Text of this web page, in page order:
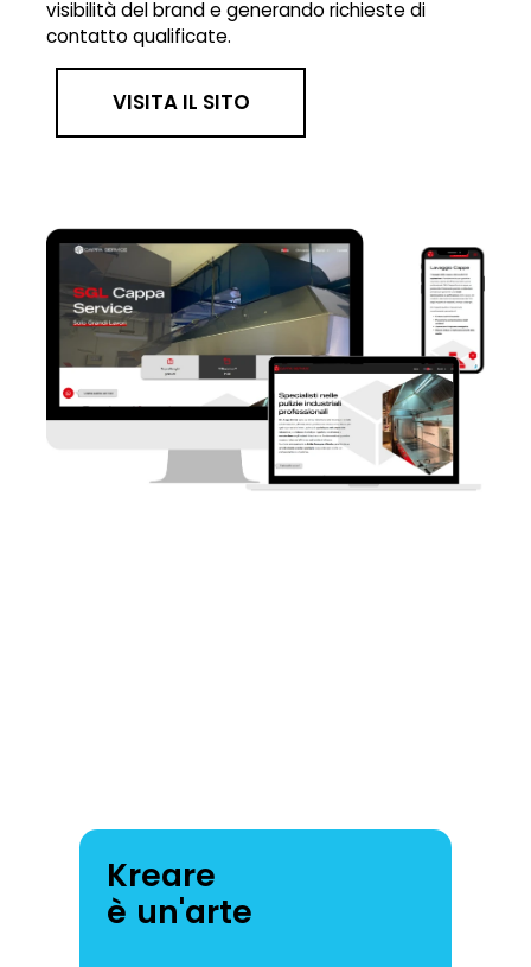
visibilità del brand e generando richieste di
contatto qualificate.
VISITA IL SITO
Kreare
è un'arte